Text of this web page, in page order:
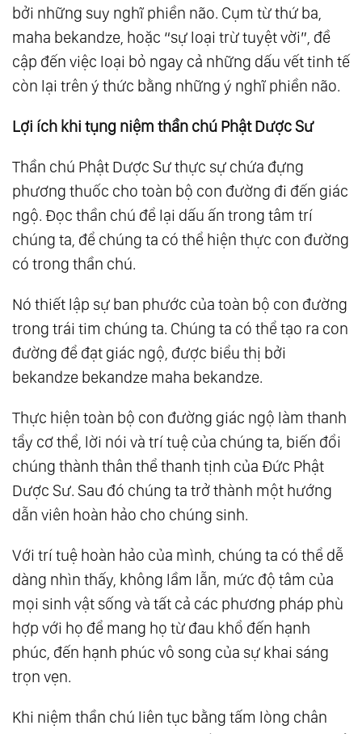
bởi những suy nghĩ phiền não. Cụm từ thứ ba,
maha bekandze, hoặc “sự loại trừ tuyệt vời”, đề
cập đến việc loại bỏ ngay cả những dấu vết tinh tế
còn lại trên ý thức bằng những ý nghĩ phiền não.
Lợi ích khi tụng niệm thần chú Phật Dược Sư
Thần chú Phật Dược Sư thực sự chứa đựng
phương thuốc cho toàn bộ con đường đi đến giác
ngộ. Đọc thần chú để lại dấu ấn trong tâm trí
chúng ta, để chúng ta có thể hiện thực con đường
có trong thần chú.
Nó thiết lập sự ban phước của toàn bộ con đường
trong trái tim chúng ta. Chúng ta có thể tạo ra con
đường để đạt giác ngộ, được biểu thị bởi
bekandze bekandze maha bekandze.
Thực hiện toàn bộ con đường giác ngộ làm thanh
tẩy cơ thể, lời nói và trí tuệ của chúng ta, biến đổi
chúng thành thân thể thanh tịnh của Đức Phật
Dược Sư. Sau đó chúng ta trở thành một hướng
dẫn viên hoàn hảo cho chúng sinh.
Với trí tuệ hoàn hảo của mình, chúng ta có thể dễ
dàng nhìn thấy, không lầm lẫn, mức độ tâm của
mọi sinh vật sống và tất cả các phương pháp phù
hợp với họ để mang họ từ đau khổ đến hạnh
phúc, đến hạnh phúc vô song của sự khai sáng
trọn vẹn.
Khi niệm thần chú liên tục bằng tấm lòng chân